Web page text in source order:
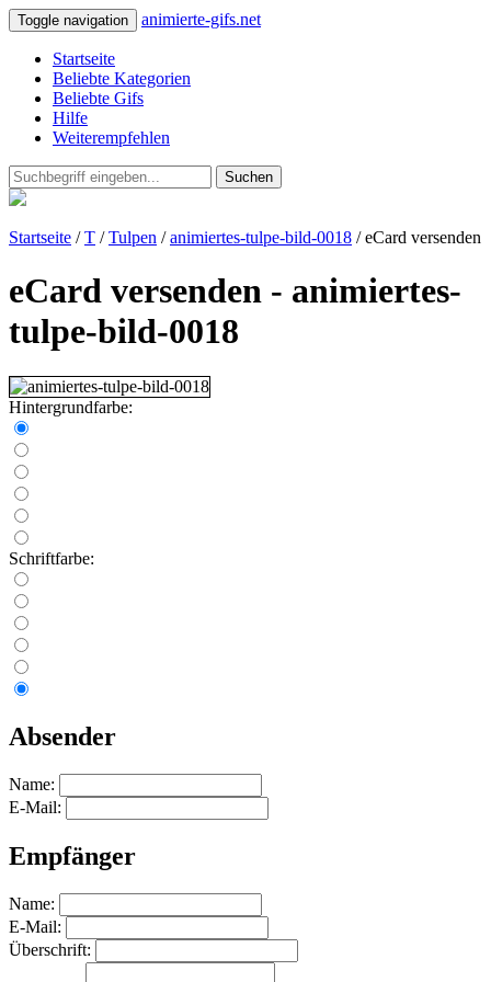
Toggle navigation animierte-gifs.net
Startseite
Beliebte Kategorien
Beliebte Gifs
Hilfe
Weiterempfehlen
Suchen
Startseite /T /Tulpen /animiertes-tulpe-bild-0018 / eCard versenden
eCard versenden - animiertes-
tulpe-bild-0018
Hintergrundfarbe:
Schriftfarbe:
Absender
Name:
E-Mail:
Empfänger
Name:
E-Mail:
Überschrift: